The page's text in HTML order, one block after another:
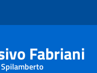
Fabriani